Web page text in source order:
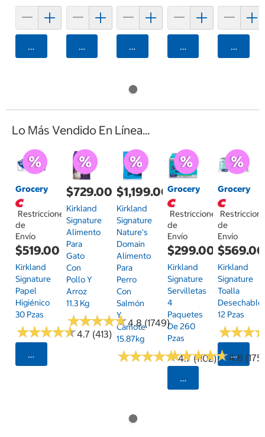
Agregar Agregar Agregar Agregar
Lo Más Vendido En Línea...
Grocery
Restricciones
de
Envío
$519.00
Kirkland
Signature
Papel
Higiénico
30 Pzas
★★★★★
★★★★★4.7 (413)
Seleccionar Código Postal
$729.00
Kirkland
Signature
Alimento
Para
Gato
Con
Pollo Y
Arroz
11.3 Kg
★★★★★
★★★★★4.8 (1749)
$1,199.00
Kirkland
Signature
Nature's
Domain
Alimento
Para
Perro
Con
Salmón
Y
Camote
15.87kg
★★★★★
★★★★★4.7 (1102)
Grocery
Restricciones
de
Envío
$299.00
Kirkland
Signature
Servilletas
4
Paquetes
De 260
Pzas
★★★★★
★★★★★4.8 (175)
Seleccionar
Grocery
de
Envío
$569.00
Kirkland
Signature
Toalla
Desechable
12 Pzas
★★★
★★★